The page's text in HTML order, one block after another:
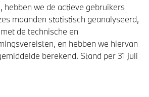
hebben we de actieve gebruikers
maanden statistisch geanalyseerd,
de technische en
en hebben we hiervan
berekend. Stand per 31 juli